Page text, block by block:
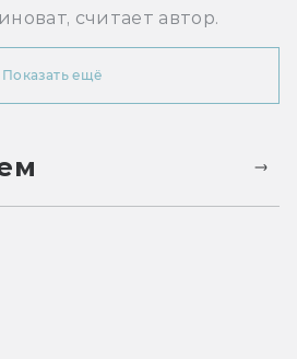
считает автор.
Показать ещё